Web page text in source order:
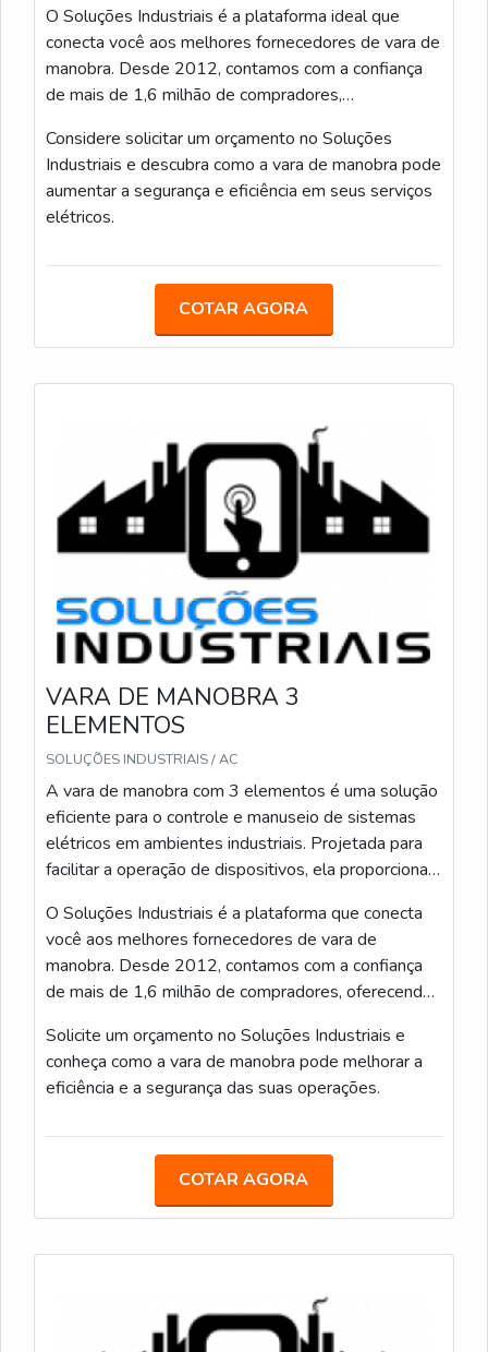
Na prática, eu priorizo uma vara com bom equilíbrio
entre peso, rigidez e capacidade de uso. Se eu preciso
mover ferramentas ou peças leves, confirmo o limite
que exigem mais força, eu opto por equipamentos
complementares ou varas específicas com maior
capacidade mecânica.
proteção ao profissional durante a realização de
manutenções e intervenções em instalação.
O Soluções Industriais é a plataforma ideal que
conecta você aos melhores fornecedores de vara de
manobra. Desde 2012, contamos com a confiança
de mais de 1,6 milhão de compradores,
para atender às suas necessidades industriais.
Considere solicitar um orçamento no Soluções
Industriais e descubra como a vara de manobra pode
aumentar a segurança e eficiência em seus serviços
elétricos.
COTAR AGORA
VARA DE MANOBRA 3
ELEMENTOS
SOLUÇÕES INDUSTRIAIS / AC
A vara de manobra com 3 elementos é uma solução
eficiente para o controle e manuseio de sistemas
elétricos em ambientes industriais. Projetada para
facilitar a operação de dispositivos, ela proporciona
desempenho e a manutenção de instalações
elétricas.
O Soluções Industriais é a plataforma que conecta
você aos melhores fornecedores de vara de
manobra. Desde 2012, contamos com a confiança
de mais de 1,6 milhão de compradores, oferecendo
produtos industriais de qualidade.
Solicite um orçamento no Soluções Industriais e
conheça como a vara de manobra pode melhorar a
eficiência e a segurança das suas operações.
COTAR AGORA